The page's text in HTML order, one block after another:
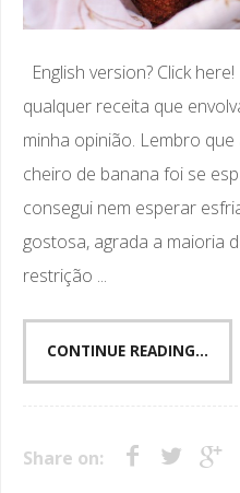
English version? Click
qualquer receita que
minha opinião. Lembro
cheiro de banana foi se
consegui nem esperar
gostosa, agrada a maioria
restrição ...
CONTINUE READING...
Share on: